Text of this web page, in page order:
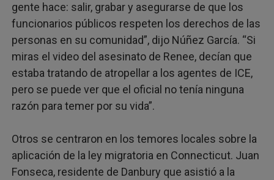
gente hace: salir, grabar y asegurarse de que los
funcionarios públicos respeten los derechos de las
personas en su comunidad”, dijo Núñez García. “Si
miras el video del asesinato de Renee, decían que
estaba tratando de atropellar a los agentes de ICE,
pero se puede ver que el oficial no tenía ninguna
razón para temer por su vida”.
Otros se centraron en los temores locales sobre la
aplicación de la ley migratoria en Connecticut. Juan
Fonseca, residente de Danbury que asistió a la